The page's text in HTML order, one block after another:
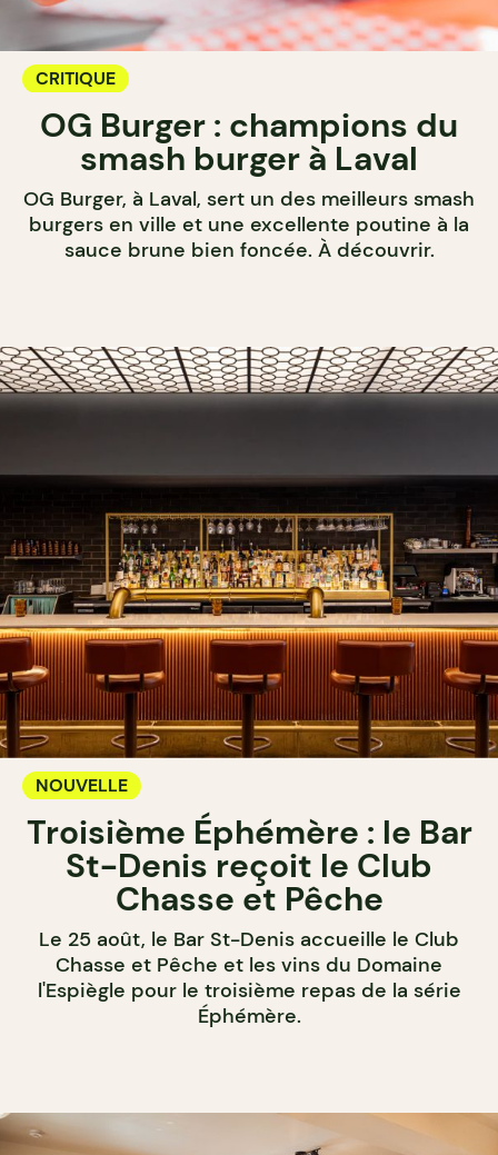
CRITIQUE
OG Burger : champions du
smash burger à Laval
OG Burger, à Laval, sert un des meilleurs smash
burgers en ville et une excellente poutine à la
sauce brune bien foncée. À découvrir.
NOUVELLE
Troisième Éphémère : le Bar
St-Denis reçoit le Club
Chasse et Pêche
Le 25 août, le Bar St-Denis accueille le Club
Chasse et Pêche et les vins du Domaine
l'Espiègle pour le troisième repas de la série
Éphémère.